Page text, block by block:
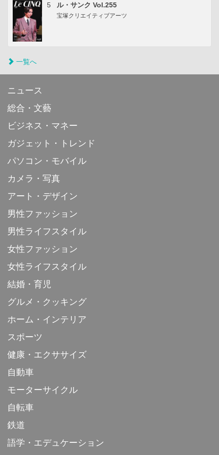
5 ル・サンク Vol.255
宝塚クリエイティブアーツ
一覧へ
ニュース
総合・文藝
ビジネス・マネー
ガジェット・トレンド
パソコン・モバイル
カメラ・写真
アート・デザイン
男性ファッション
男性ライフスタイル
女性ファッション
女性ライフスタイル
結婚・育児
グルメ・クッキング
ホーム・インテリア
スポーツ
健康・エクササイズ
自動車
モーターサイクル
自転車
鉄道
語学・エデュケーション